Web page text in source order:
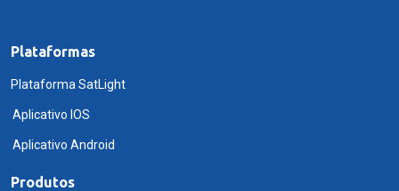
Plataformas
Plataforma SatLight
Aplicativo IOS
Aplicativo Android
Produtos